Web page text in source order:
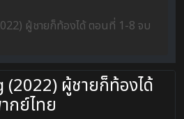
ผู้ชายก็ท้องได้ ตอนที่ 1-8 จบ
(2022) ผู้ชายก็ท้องได้
กย์ไทย